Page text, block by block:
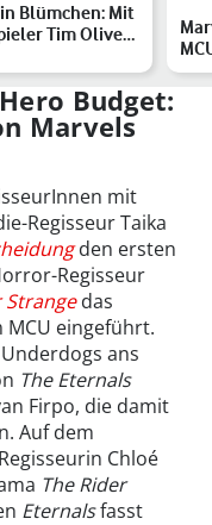
Blümchen: Mit
Tim Oliver
Budget:
Marvels
mit
Regisseur Taika
den ersten
Regisseur
das
eingeführt.
ans
The Eternals
Firpo, die damit
Auf dem
Chloé
The Rider
Eternalsfasst